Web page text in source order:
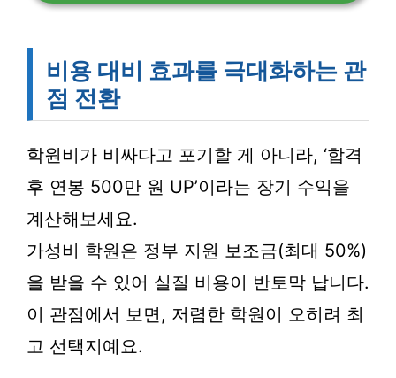
비용 대비 효과를 극대화하는 관
점 전환
학원비가 비싸다고 포기할 게 아니라, ‘합격
후 연봉 500만 원 UP’이라는 장기 수익을
계산해보세요.
가성비 학원은 정부 지원 보조금(최대 50%)
을 받을 수 있어 실질 비용이 반토막 납니다.
이 관점에서 보면, 저렴한 학원이 오히려 최
고 선택지예요.